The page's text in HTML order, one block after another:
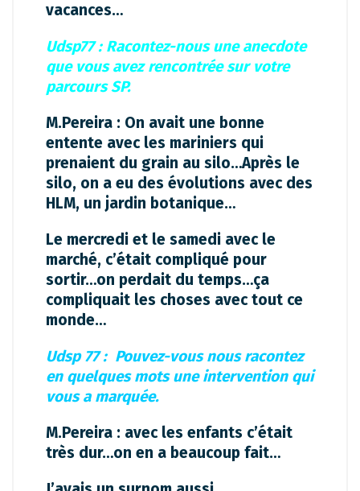
vacances…
Udsp77 : Racontez-nous une anecdote
que vous avez rencontrée sur votre
parcours SP.
M.Pereira : On avait une bonne
entente avec les mariniers qui
prenaient du grain au silo…Après le
silo, on a eu des évolutions avec des
HLM, un jardin botanique…
Le mercredi et le samedi avec le
marché, c’était compliqué pour
sortir…on perdait du temps…ça
compliquait les choses avec tout ce
monde…
Udsp 77 : Pouvez-vous nous racontez
en quelques mots une intervention qui
vous a marquée.
M.Pereira : avec les enfants c’était
très dur…on en a beaucoup fait…